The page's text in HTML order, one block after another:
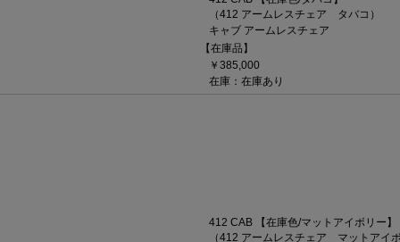
（412 アームレスチェア タバコ）
キャブ アームレスチェア
【在庫品】
￥385,000
在庫：在庫あり
412 CAB 【在庫色/マットアイボリー】
（412 アームレスチェア マットアイ